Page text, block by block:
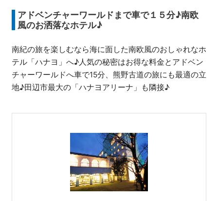
アドベンチャーワールドまで車で１５分♪南欧
風のお洒落なホテル♪
南紀の旅を楽しむなら海に面した南欧風のおしゃれなホ
テル「ハナヨ」へ♪人気の秘密はお得な料金とアドベン
チャーワールドへ車で15分、熊野古道の旅にも最適の立
地♪田辺市最大の「ハナヨアリーナ」も隣接♪